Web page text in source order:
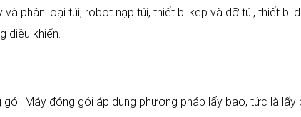
phân loại túi, robot nạp túi, thiết bị kẹp và dỡ túi, thiết bị
điều khiển.
Máy đóng gói áp dụng phương pháp lấy bao, tức là lấy